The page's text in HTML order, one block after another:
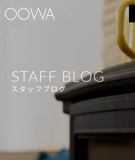
STAFF BLOG
スタッフブログ